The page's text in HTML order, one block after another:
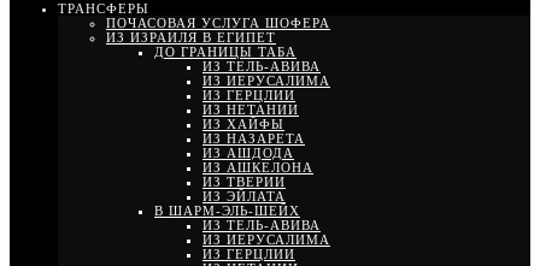
ТРАНСФЕРЫ
ПОЧАСОВАЯ УСЛУГА ШОФЕРА
ИЗ ИЗРАИЛЯ В ЕГИПЕТ
ДО ГРАНИЦЫ ТАБА
ИЗ ТЕЛЬ-АВИВА
ИЗ ИЕРУСАЛИМА
ИЗ ГЕРЦЛИИ
ИЗ НЕТАНИИ
ИЗ ХАЙФЫ
ИЗ НАЗАРЕТА
ИЗ АШДОДА
ИЗ АШКЕЛОНА
ИЗ ТВЕРИИ
ИЗ ЭЙЛАТА
В ШАРМ-ЭЛЬ-ШЕЙХ
ИЗ ТЕЛЬ-АВИВА
ИЗ ИЕРУСАЛИМА
ИЗ ГЕРЦЛИИ